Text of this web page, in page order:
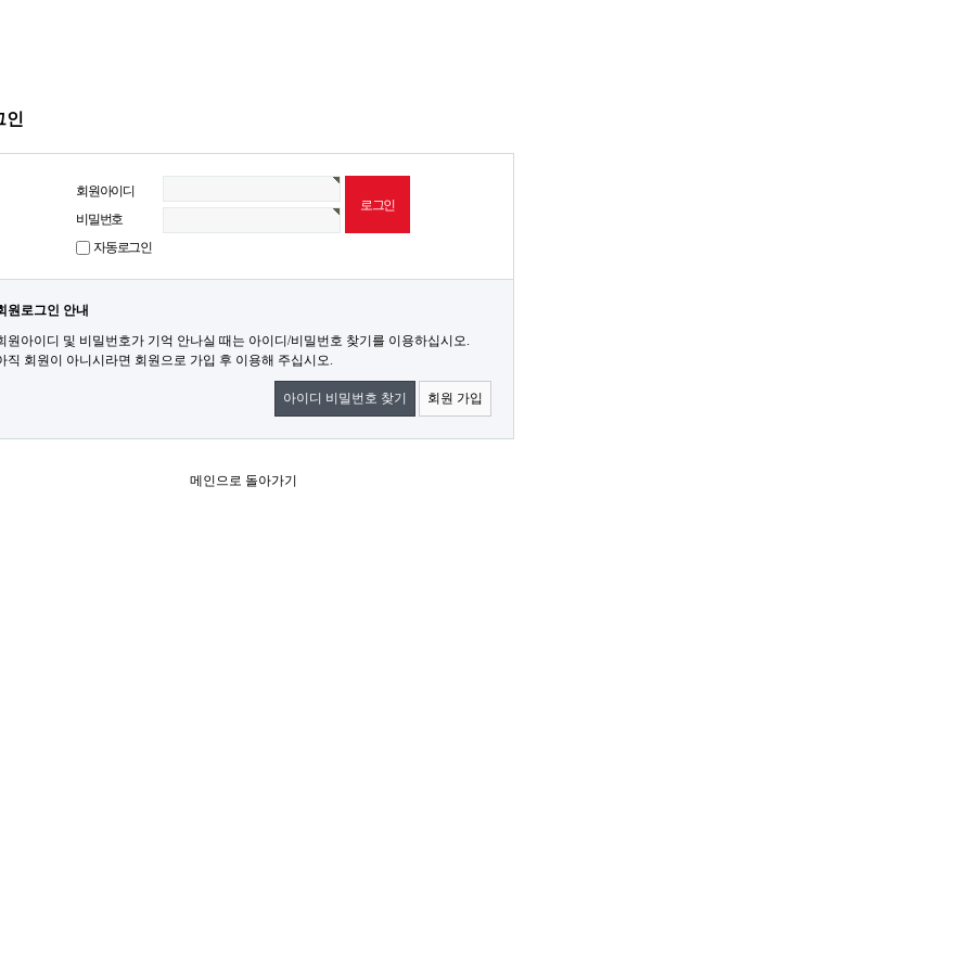
인
회원아이디
비밀번호
자동로그인
원로그인 안내
원아이디 및 비밀번호가 기억 안나실 때는 아이디/비밀번호 찾기를 이용하십시오.
직 회원이 아니시라면 회원으로 가입 후 이용해 주십시오.
아이디 비밀번호 찾기 회원 가입
메인으로 돌아가기